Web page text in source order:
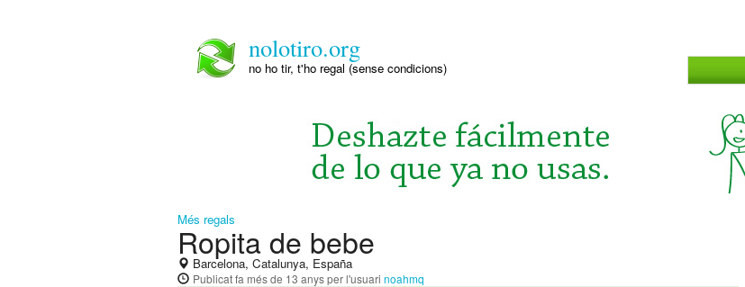
nolotiro.org
no ho tir, t'ho regal (sense condicions)
Més regals
Ropita de bebe
Barcelona, Catalunya, España
Publicatfa més de 13 anysper l'usuari noahmq